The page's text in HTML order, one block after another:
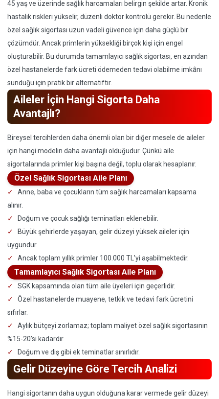
45 yaş ve üzerinde sağlık harcamaları belirgin şekilde artar. Kronik
hastalık riskleri yükselir, düzenli doktor kontrolü gerekir. Bu nedenle
özel sağlık sigortası uzun vadeli güvence için daha güçlü bir
çözümdür. Ancak primlerin yüksekliği birçok kişi için engel
oluşturabilir. Bu durumda tamamlayıcı sağlık sigortası, en azından
özel hastanelerde fark ücreti ödemeden tedavi olabilme imkânı
sunduğu için pratik bir alternatiftir.
Aileler İçin Hangi Sigorta Daha
Avantajlı?
Bireysel tercihlerden daha önemli olan bir diğer mesele de aileler
için hangi modelin daha avantajlı olduğudur. Çünkü aile
sigortalarında primler kişi başına değil, toplu olarak hesaplanır.
Özel Sağlık Sigortası Aile Planı
Anne, baba ve çocukların tüm sağlık harcamaları kapsama
alınır.
Doğum ve çocuk sağlığı teminatları eklenebilir.
Büyük şehirlerde yaşayan, gelir düzeyi yüksek aileler için
uygundur.
Ancak toplam yıllık primler 100.000 TL’yi aşabilmektedir.
Tamamlayıcı Sağlık Sigortası Aile Planı
SGK kapsamında olan tüm aile üyeleri için geçerlidir.
Özel hastanelerde muayene, tetkik ve tedavi fark ücretini
sıfırlar.
Aylık bütçeyi zorlamaz; toplam maliyet özel sağlık sigortasının
%15-20’si kadardır.
Doğum ve diş gibi ek teminatlar sınırlıdır.
Gelir Düzeyine Göre Tercih Analizi
Hangi sigortanın daha uygun olduğuna karar vermede gelir düzeyi